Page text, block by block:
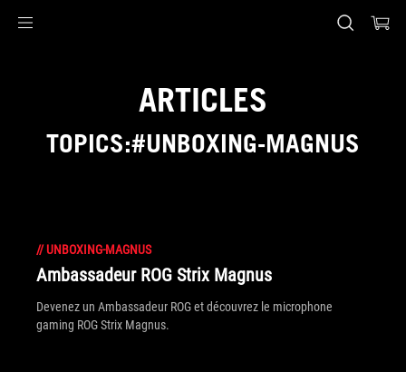
ARTICLES
TOPICS:#UNBOXING-MAGNUS
//UNBOXING-MAGNUS
Ambassadeur ROG Strix Magnus
Devenez un Ambassadeur ROG et découvrez le microphone
gaming ROG Strix Magnus.